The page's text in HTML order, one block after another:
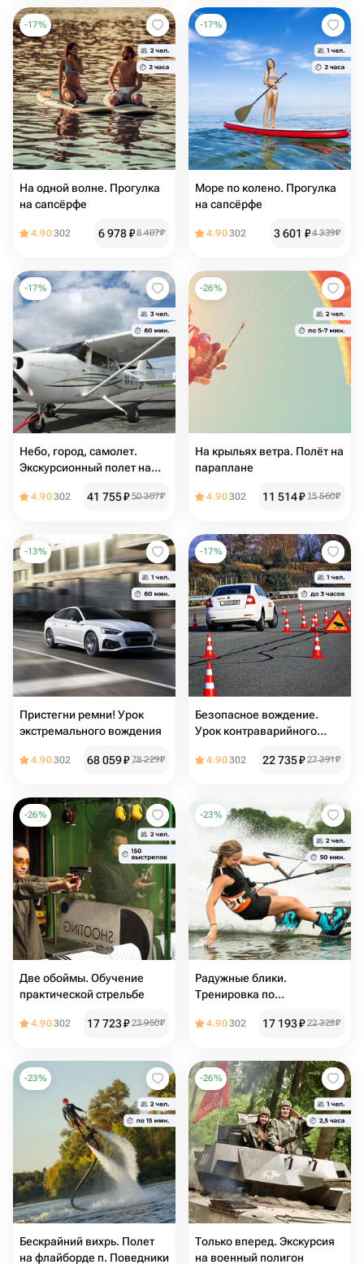
-17%
На одной волне. Прогулка
на сапсёрфе
4.90302 6 978₽8 407₽
-17%
Море по колено. Прогулка
на сапсёрфе
4.90302 3 601 ₽4 339₽
-17%
Небо, город, самолет.
Экскурсионный полет на
4.90302 41 755₽ 50 307₽
-26%
На крыльях ветра. Полёт на
параплане
4.90302 11 514₽ 15 560₽
-13%
Пристегни ремни! Урок
экстремального вождения
4.90302 68 059₽ 78 229₽
-17%
Безопасное вождение.
Урок контраварийного
4.90302 22 735₽ 27 391₽
-26%
Две обоймы. Обучение
практической стрельбе
4.90302 17 723₽ 23 950₽
-23%
Радужные блики.
Тренировка по
4.90302 17 193₽ 22 328₽
-23%
Бескрайний вихрь. Полет
на флайборде п. Поведники
-26%
Только вперед. Экскурсия
на военный полигон